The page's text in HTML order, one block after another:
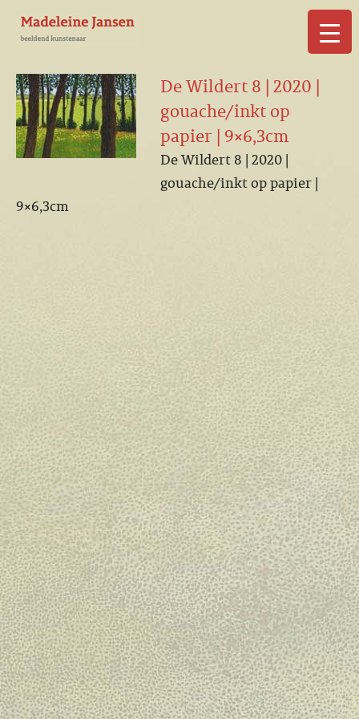
De Wildert 8 | 2020 |
gouache/inkt op
papier | 9×6,3cm
De Wildert 8 | 2020 |
gouache/inkt op papier |
9×6,3cm